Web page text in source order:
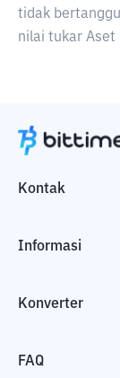
tidak
nilai tukar Aset
Kontak
Informasi
Konverter
FAQ